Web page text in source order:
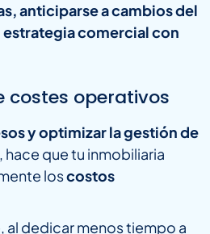
anticiparse a cambios del
estrategia comercial con
costes operativos
y optimizar la gestión de
, hace que tu inmobiliaria
loscostos
al dedicar menos tiempo a